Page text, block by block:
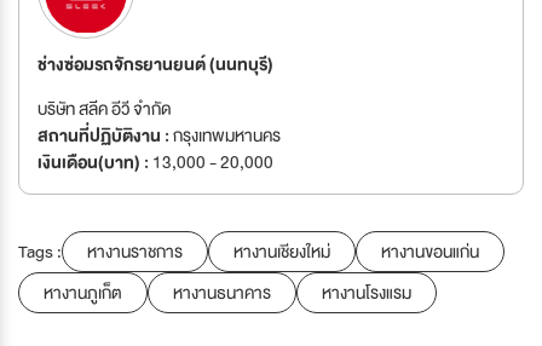
ช่างซ่อมรถจักรยานยนต์ (นนทบุรี)
บริษัท สลีค อีวี จำกัด
สถานที่ปฏิบัติงาน :กรุงเทพมหานคร
เงินเดือน(บาท) : 13,000 - 20,000
Tags : หางานราชการ หางานเชียงใหม่
หางานขอนแก่น
หางานภูเก็ต
หางานธนาคาร หางานโรงแรม